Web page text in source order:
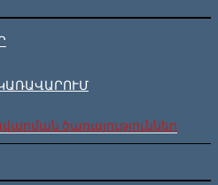
ծառայություններ